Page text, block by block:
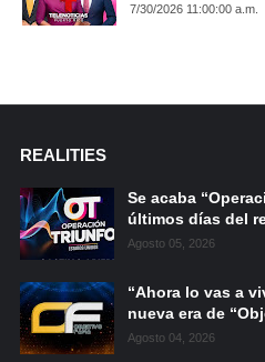
7/30/2026 11:00:00 a.m.
REALITIES
Se acaba
últimos días del
Agosto 05, 2026
“Ahora lo vas a
nueva era de
Agosto 04, 2026